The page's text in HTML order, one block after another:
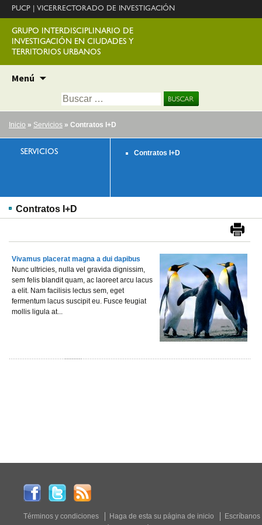
PUCP VICERRECTORADO DE INVESTIGACIÓN
GRUPO INTERDISCIPLINARIO DE
INVESTIGACIÓN EN CIUDADES Y
TERRITORIOS URBANOS
Menú
contenido
Buscar:
Inicio » Servicios » Contratos I+D
SERVICIOS Contratos I+D
Contratos I+D
Vivamus placerat magna a dui dapibus
Nunc ultricies, nulla vel gravida dignissim,
sem felis blandit quam, ac laoreet arcu lacus
a elit. Nam facilisis lectus sem, eget
fermentum lacus suscipit eu. Fusce feugiat
mollis ligula at...
Términos y condiciones Haga de esta su página de inicio
Escríbanos